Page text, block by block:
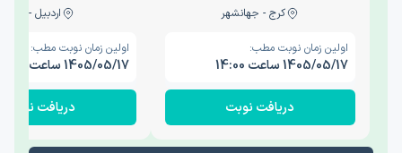
کرج - جهانشهر
اولین زمان نوبت مطب:
1405/05/17 ساعت 14:00
دریافت نوبت
اردبیل - والی
اولین زمان نوبت مطب:
1405/05/17 ساعت 15:00
دریافت نوبت